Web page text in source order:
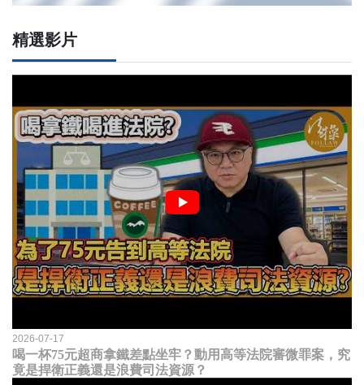
精選影片
2026-07-17
喝一杯75元超商拿鐵差點坐牢？動用高等法院審微罪案，究
竟是捍衛正義還是浪費司法資源？